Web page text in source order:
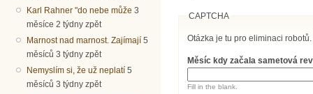
Karl Rahner "do nebe může 3
měsíce 2 týdny zpět
Marnost nad marnost. Zajímají 5
měsíců 3 týdny zpět
Nemyslím si, že už neplatí 5
měsíců 3 týdny zpět
CAPTCHA
Otázka je tu pro eliminaci robotů.
Měsíc kdy začala sametová
Fill in the blank.